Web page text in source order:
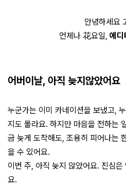
안녕하세요
언제나 花요일, 에디
어버이날, 아직 늦지않았어요
누군가는 이미 카네이션을 보냈고,
지도 몰라요. 하지만 마음을 전하는
금 늦게 도착해도, 조용히 피어나는
을 수 있어요.
이번 주, 아직 늦지 않았어요. 진심
요.